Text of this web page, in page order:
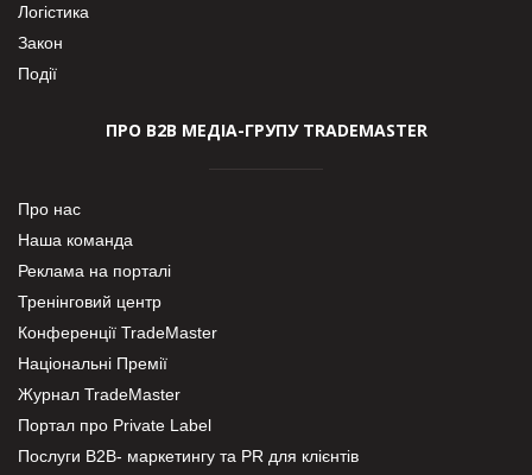
Логістика
Закон
Події
ПРО В2В МЕДІА-ГРУПУ TRADEMASTER
Про нас
Наша команда
Реклама на порталі
Тренінговий центр
Конференції TradeMaster
Національні Премії
Журнал TradeMaster
Портал про Private Label
Послуги В2В- маркетингу та PR для клієнтів